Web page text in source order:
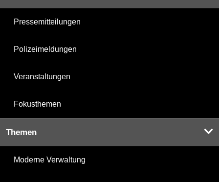
Pressemitteilungen
Polizeimeldungen
Veranstaltungen
Fokusthemen
Themen
Moderne Verwaltung